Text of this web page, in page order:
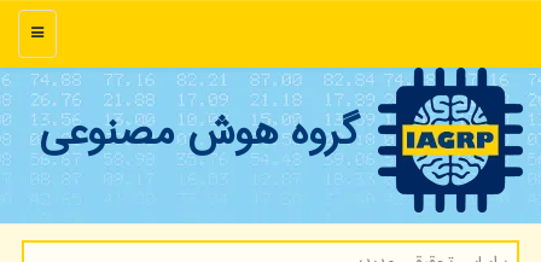
منو
گروه هوش مصنوعی